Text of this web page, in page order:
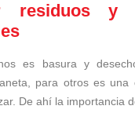
residuos y
es basura y
para otros es una
De ahí la importancia